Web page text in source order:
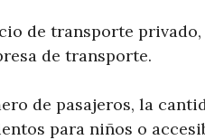
de transporte
de transporte.
de pasajeros, la
para niños o